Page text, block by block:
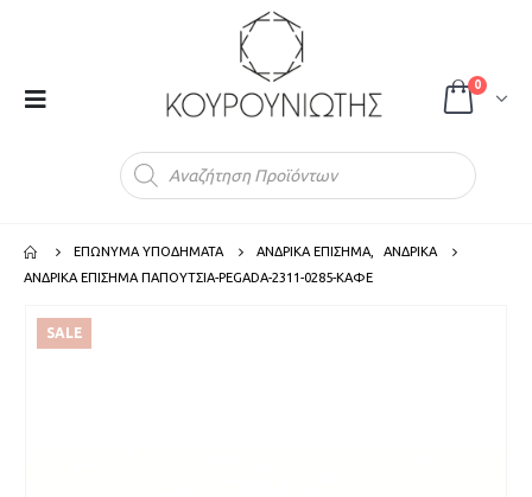
0
ΕΠΩΝΥΜΑ ΥΠΟΔΗΜΑΤΑ ΑΝΔΡΙΚΑ ΕΠΙΣΗΜΑ
ΑΝΔΡΙΚΑ
ΑΝΔΡΙΚΑ ΕΠΙΣΗΜΑ ΠΑΠΟΥΤΣΙΑ-PEGADA-2311-0285-ΚΑΦΕ
SALE